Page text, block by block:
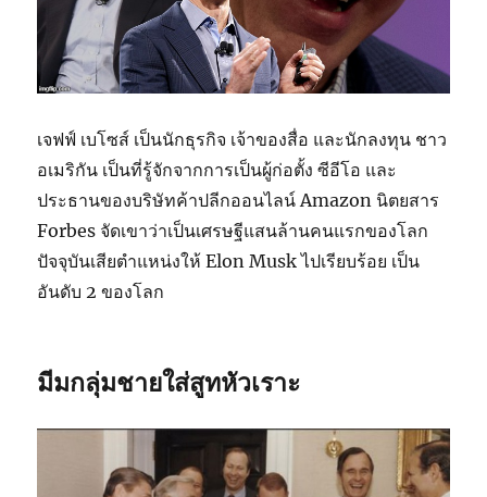
เจฟฟ์ เบโซส์ เป็นนักธุรกิจ เจ้าของสื่อ และนักลงทุน ชาว
อเมริกัน เป็นที่รู้จักจากการเป็นผู้ก่อตั้ง ซีอีโอ และ
ประธานของบริษัทค้าปลีกออนไลน์ Amazon นิตยสาร
Forbes จัดเขาว่าเป็นเศรษฐีแสนล้านคนแรกของโลก
ปัจจุบันเสียตำแหน่งให้ Elon Musk ไปเรียบร้อย เป็น
อันดับ 2 ของโลก
มีมกลุ่มชายใส่สูทหัวเราะ